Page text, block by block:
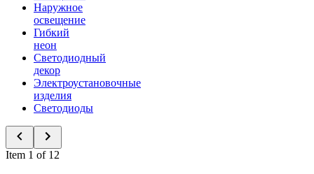
Наружное
освещение
Гибкий
неон
Светодиодный
декор
Электроустановочные
изделия
Светодиоды
Item 1 of 12